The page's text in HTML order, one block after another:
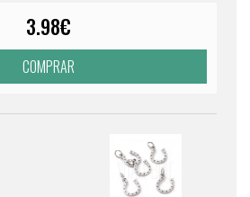
3.98€
COMPRAR